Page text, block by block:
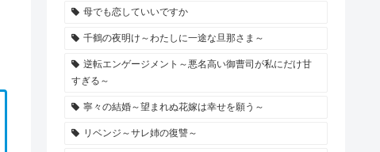
母でも恋していいですか
千鶴の夜明け～わたしに一途な旦那さま～
逆転エンゲージメント～悪名高い御曹司が私にだけ甘
すぎる～
寧々の結婚～望まれぬ花嫁は幸せを願う～
リベンジ～サレ姉の復讐～